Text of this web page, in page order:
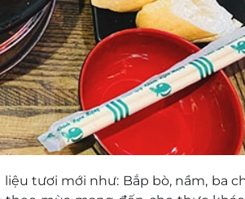
tươi mới như: Bắp bò, nầm, ba